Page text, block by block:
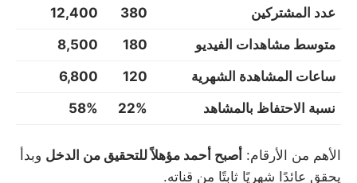
عدد المشتركين
380
12,400
متوسط مشاهدات الفيديو
180
8,500
ساعات المشاهدة الشهرية
120
6,800
نسبة الاحتفاظ بالمشاهد
22%
58%
الأهم من الأرقام: أصبح أحمد مؤهلاً للتحقيق من الدخل وبدأ
يحقق عائدًا شهريًا ثابتًا من قناته.